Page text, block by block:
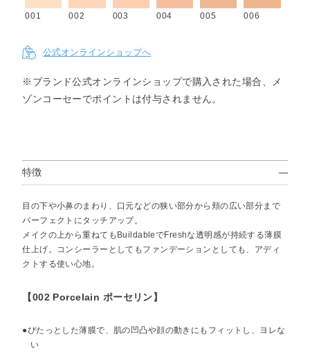
001 002 003 004 005 006
公式オンラインショップへ
※ブランド公式オンラインショップで購入された場合、メ
ゾンコーセーでポイントは付与されません。
特徴
目の下や小鼻のまわり、口元などの狭い部分から頬の広い部分まで
パーフェクトにタッチアップ。
メイクの上から重ねてもBuildableでFreshな透明感が持続する薄膜
仕上げ。コンシーラーとしてもファンデーションとしても、アディ
クトする使い心地。
【002 Porcelain ポーセリン】
●ぴたっとした薄膜で、肌の凹凸や顔の動きにもフィットし、ヨレな
い